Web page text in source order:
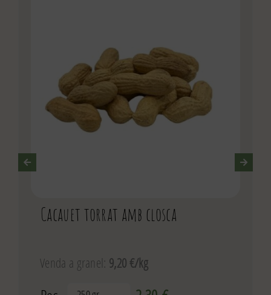
Cacauet torrat amb closca
Venda a granel: 9,20 €/kg